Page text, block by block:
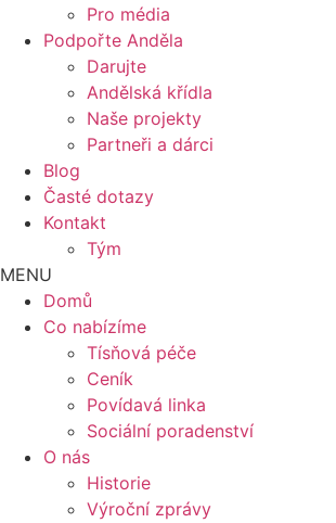
Pro média
Podpořte Anděla
Darujte
Andělská křídla
Naše projekty
Partneři a dárci
Blog
Časté dotazy
Kontakt
Tým
MENU
Domů
Co nabízíme
Tísňová péče
Ceník
Povídavá linka
Sociální poradenství
O nás
Historie
Výroční zprávy